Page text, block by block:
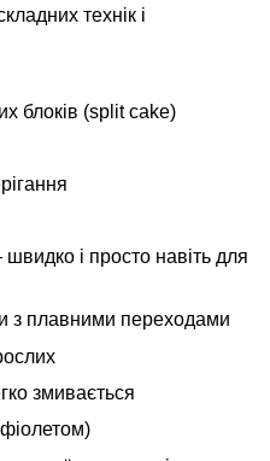
технік і
блоків (split cake)
і просто навіть для
з плавними переходами
змивається